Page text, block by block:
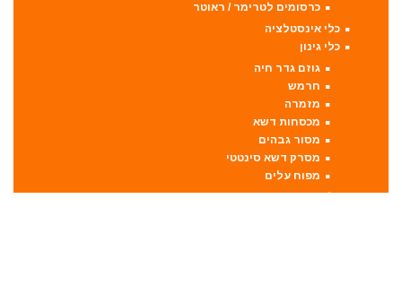
כרסומים לטרימר / ראוטר
כלי אינסטלציה
כלי גינון
גוזם גדר חיה
חרמש
מזמרה
מכסחות דשא
מסור גבהים
מסרק דשא סינטטי
מפוח עלים